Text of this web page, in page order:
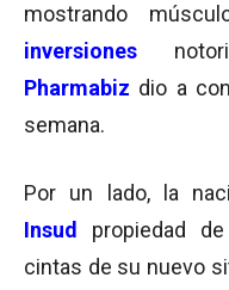
mostrando
inversiones
Pharmabiz dio a
semana.
Por un lado, la
Insud
propiedad de
cintas de su nuevo